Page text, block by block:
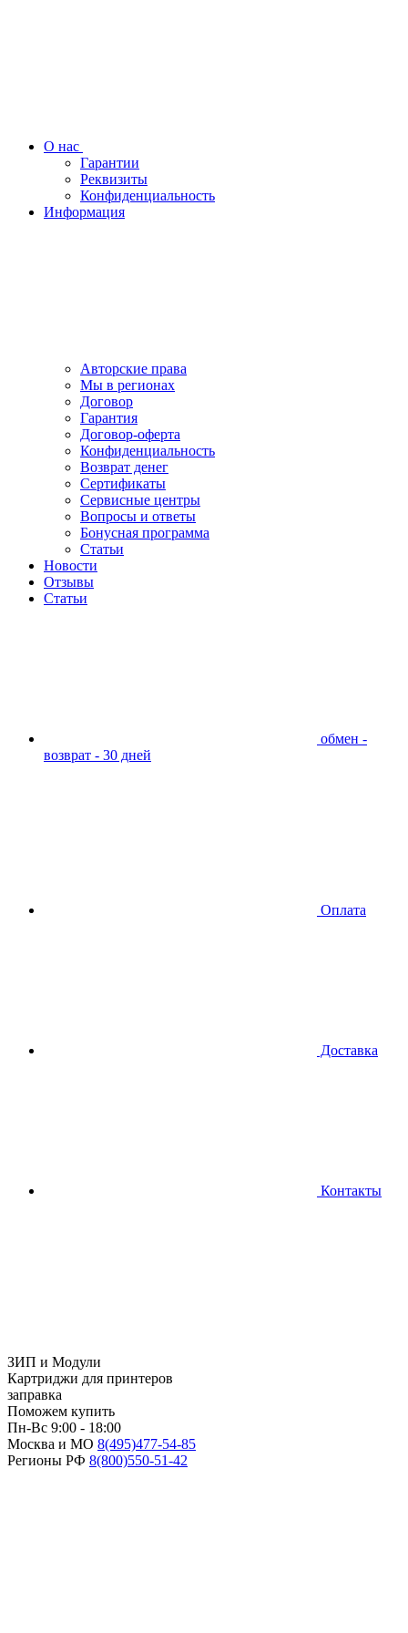
О нас
Гарантии
Реквизиты
Конфиденциальность
Информация
Авторские права
Мы в регионах
Договор
Гарантия
Договор-оферта
Конфиденциальность
Возврат денег
Сертификаты
Сервисные центры
Вопросы и ответы
Бонусная программа
Статьи
Новости
Отзывы
Статьи
обмен -
возврат - 30 дней
Оплата
Доставка
Контакты
ЗИП и Модули
Картриджи для принтеров
заправка
Поможем купить
Пн-Вс 9:00 - 18:00
Москва и МО 8(495)477-54-85
Регионы РФ 8(800)550-51-42